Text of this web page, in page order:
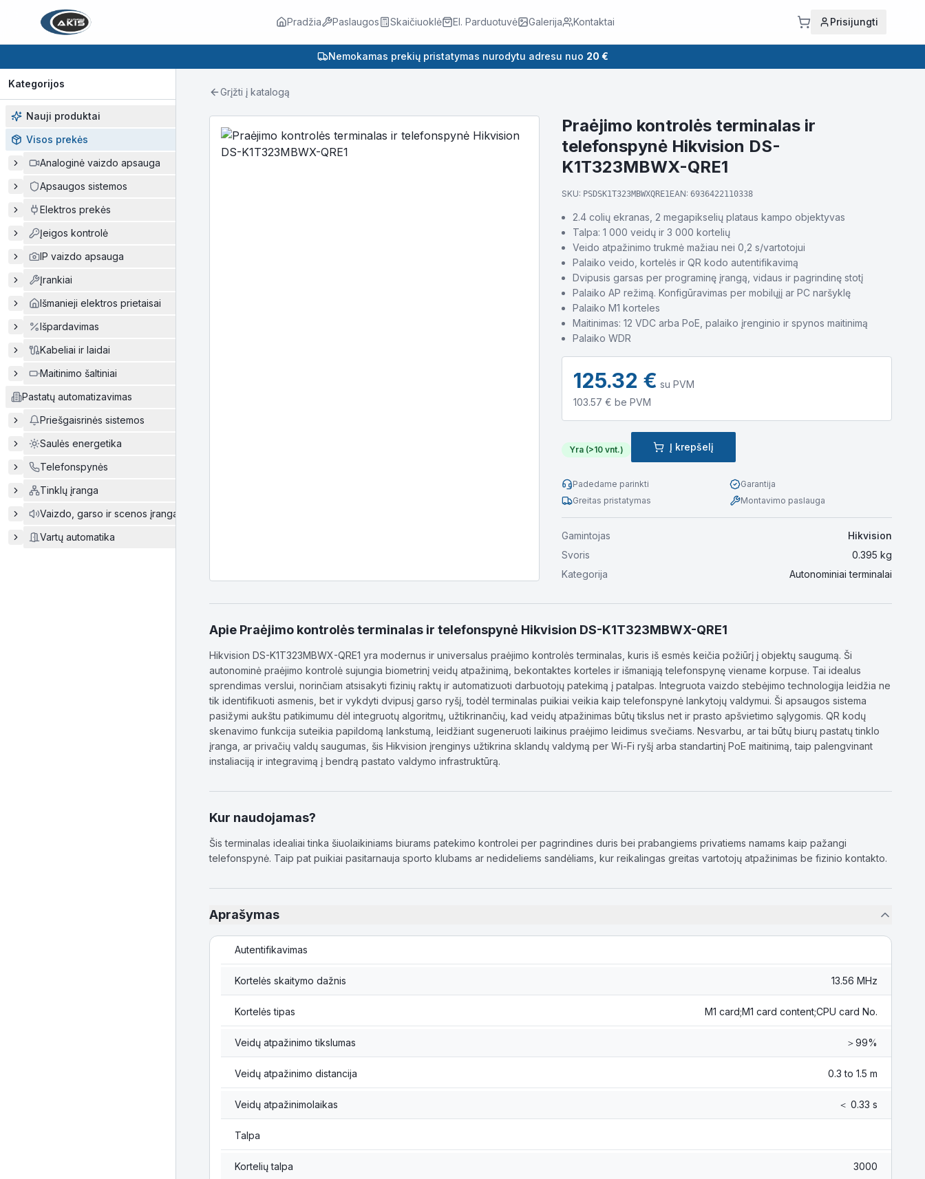
Pradžia Paslaugos Skaičiuoklė El. Parduotuvė Galerija Kontaktai Prisijungti
Nemokamas prekių pristatymas nurodytu adresu nuo 20 €
Kategorijos
Nauji produktai
Visos prekės
Analoginė vaizdo apsauga
Apsaugos sistemos
Elektros prekės
Įeigos kontrolė
IP vaizdo apsauga
Įrankiai
Išmanieji elektros prietaisai
Išpardavimas
Kabeliai ir laidai
Maitinimo šaltiniai
Pastatų automatizavimas
Priešgaisrinės sistemos
Saulės energetika
Telefonspynės
Tinklų įranga
Vaizdo, garso ir scenos įranga
Vartų automatika
Grįžti į katalogą
Praėjimo kontrolės terminalas ir
telefonspynė Hikvision DS-
K1T323MBWX-QRE1
SKU: PSDSK1T323MBWXQRE1EAN: 6936422110338
2.4 colių ekranas, 2 megapikselių plataus kampo objektyvas
Talpa: 1 000 veidų ir 3 000 kortelių
Veido atpažinimo trukmė mažiau nei 0,2 s/vartotojui
Palaiko veido, kortelės ir QR kodo autentifikavimą
Dvipusis garsas per programinę įrangą, vidaus ir pagrindinę stotį
Palaiko AP režimą. Konfigūravimas per mobilųjį ar PC naršyklę
Palaiko M1 korteles
Maitinimas: 12 VDC arba PoE, palaiko įrenginio ir spynos maitinimą
Palaiko WDR
125.32 € su PVM
103.57 € be PVM
Yra (>10 vnt.) Į krepšelį
Padedame parinkti
Garantija
Greitas pristatymas
Montavimo paslauga
Gamintojas
Hikvision
Svoris
0.395 kg
Kategorija
Autonominiai terminalai
Apie Praėjimo kontrolės terminalas ir telefonspynė Hikvision DS-K1T323MBWX-QRE1
Hikvision DS-K1T323MBWX-QRE1 yra modernus ir universalus praėjimo kontrolės terminalas, kuris iš esmės keičia požiūrį į objektų saugumą. Ši
autonominė praėjimo kontrolė sujungia biometrinį veidų atpažinimą, bekontaktes korteles ir išmaniąją telefonspynę viename korpuse. Tai idealus
sprendimas verslui, norinčiam atsisakyti fizinių raktų ir automatizuoti darbuotojų patekimą į patalpas. Integruota vaizdo stebėjimo technologija leidžia ne
tik identifikuoti asmenis, bet ir vykdyti dvipusį garso ryšį, todėl terminalas puikiai veikia kaip telefonspynė lankytojų valdymui. Ši apsaugos sistema
pasižymi aukštu patikimumu dėl integruotų algoritmų, užtikrinančių, kad veidų atpažinimas būtų tikslus net ir prasto apšvietimo sąlygomis. QR kodų
skenavimo funkcija suteikia papildomą lankstumą, leidžiant sugeneruoti laikinus praėjimo leidimus svečiams. Nesvarbu, ar tai būtų biurų pastatų tinklo
įranga, ar privačių valdų saugumas, šis Hikvision įrenginys užtikrina sklandų valdymą per Wi-Fi ryšį arba standartinį PoE maitinimą, taip palengvinant
instaliaciją ir integravimą į bendrą pastato valdymo infrastruktūrą.
Kur naudojamas?
Šis terminalas idealiai tinka šiuolaikiniams biurams patekimo kontrolei per pagrindines duris bei prabangiems privatiems namams kaip pažangi
telefonspynė. Taip pat puikiai pasitarnauja sporto klubams ar nedideliems sandėliams, kur reikalingas greitas vartotojų atpažinimas be fizinio kontakto.
Aprašymas
Autentifikavimas
Kortelės skaitymo dažnis 13.56 MHz
Kortelės tipas M1 card;M1 card content;CPU card No.
Veidų atpažinimo tikslumas ＞99%
Veidų atpažinimo distancija 0.3 to 1.5 m
Veidų atpažinimolaikas ＜ 0.33 s
Talpa
Kortelių talpa 3000